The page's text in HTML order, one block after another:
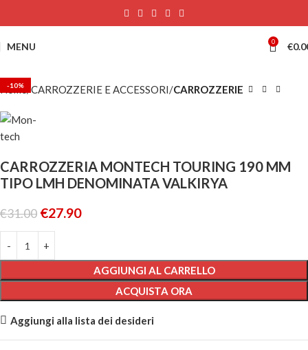
MENU 0 €
-10%
Home CARROZZERIE E ACCESSORI CARROZZERIE
CARROZZERIA MONTECH TOURING 190 MM
TIPO LMH DENOMINATA VALKIRYA
€31.00 €27.90
AGGIUNGI AL CARRELLO
ACQUISTA ORA
Aggiungi alla lista dei desideri